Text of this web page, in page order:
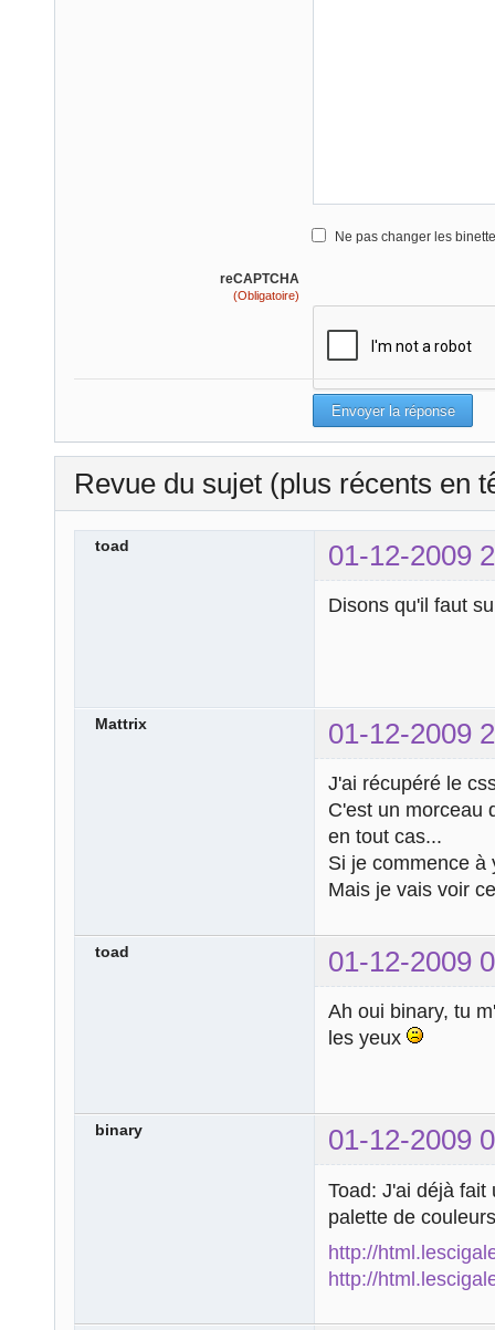
Ne pas changer les
reCAPTCHA
(Obligatoire)
Revue du sujet (plus récents en
toad 01-12-2009
Disons qu'il faut
Mattrix 01-12-2009
J'ai récupéré le
C'est un morceau
en tout cas...
Si je commence à
Mais je vais voir
toad 01-12-2009
Ah oui binary, tu
les yeux
binary 01-12-2009
Toad: J'ai déjà
palette de
http://
http://